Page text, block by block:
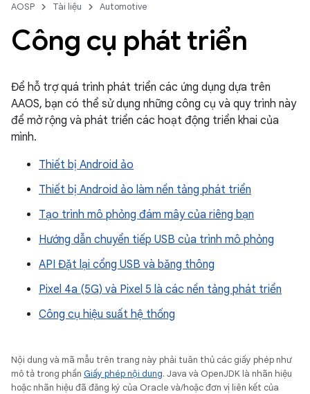
AOSP Tài liệu Automotive
Công cụ phát triển
Để hỗ trợ quá trình phát triển các ứng dụng dựa trên
AAOS, bạn có thể sử dụng những công cụ và quy trình này
để mở rộng và phát triển các hoạt động triển khai của
mình.
Thiết bị Android ảo
Thiết bị Android ảo làm nền tảng phát triển
Tạo trình mô phỏng đám mây của riêng bạn
Hướng dẫn chuyển tiếp USB của trình mô phỏng
API Đặt lại cổng USB và băng thông
Pixel 4a (5G) và Pixel 5 là các nền tảng phát triển
Công cụ hiệu suất hệ thống
Nội dung và mã mẫu trên trang này phải tuân thủ các giấy phép như
mô tả trong phần Giấy phép nội dung. Java và OpenJDK là nhãn hiệu
hoặc nhãn hiệu đã đăng ký của Oracle và/hoặc đơn vị liên kết của